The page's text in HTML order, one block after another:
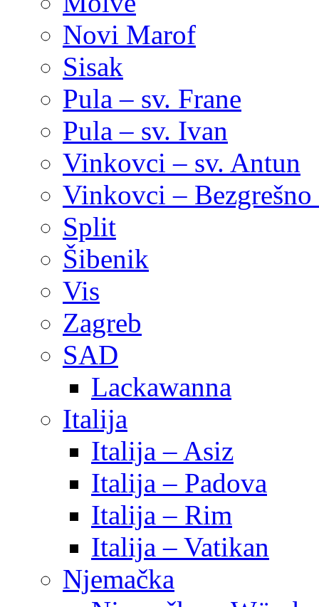
Novi Marof
Sisak
Pula – sv. Frane
Pula – sv. Ivan
Vinkovci – sv. Antun
Vinkovci –
Split
Šibenik
Vis
Zagreb
SAD
Lackawanna
Italija
Italija – Asiz
Italija – Padova
Italija – Rim
Italija – Vatikan
Njemačka